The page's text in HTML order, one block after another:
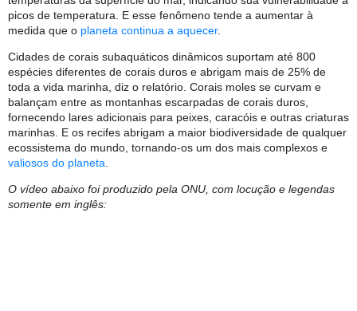
picos de temperatura. E esse fenômeno tende a aumentar à
medida que o planeta continua a aquecer.
Cidades de corais subaquáticos dinâmicos suportam até 800
espécies diferentes de corais duros e abrigam mais de 25% de
toda a vida marinha, diz o relatório. Corais moles se curvam e
balançam entre as montanhas escarpadas de corais duros,
fornecendo lares adicionais para peixes, caracóis e outras criaturas
marinhas. E os recifes abrigam a maior biodiversidade de qualquer
ecossistema do mundo, tornando-os um dos mais complexos e
valiosos do planeta
O vídeo abaixo foi produzido pela ONU, com locução e legendas
somente em inglês: